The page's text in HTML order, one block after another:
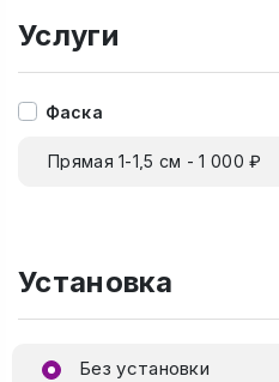
Услуги
Фаска
Прямая 1-1,5 см - 1 000 ₽
Установка
Без установки